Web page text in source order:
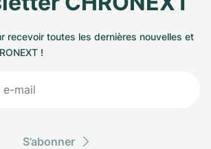
recevoir toutes les dernières nouvelles et
!
S’abonner